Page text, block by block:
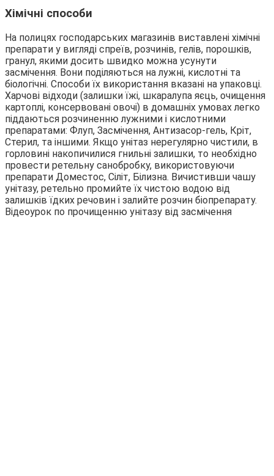
Хімічні способи
На полицях господарських магазинів виставлені хімічні
препарати у вигляді спреїв, розчинів, гелів, порошків,
гранул, якими досить швидко можна усунути
засмічення. Вони поділяються на лужні, кислотні та
біологічні. Способи їх використання вказані на упаковці.
Харчові відходи (залишки їжі, шкаралупа яєць, очищення
картоплі, консервовані овочі) в домашніх умовах легко
піддаються розчиненню лужними і кислотними
препаратами: Флуп, Засмічення, Антизасор-гель, Кріт,
Стерил, та іншими. Якщо унітаз нерегулярно чистили, в
горловині накопичилися гнильні залишки, то необхідно
провести ретельну санобробку, використовуючи
препарати Доместос, Сіліт, Білизна. Вичистивши чашу
унітазу, ретельно промийте їх чистою водою від
залишків їдких речовин і залийте розчин біопрепарату.
Відеоурок по прочищенню унітазу від засмічення